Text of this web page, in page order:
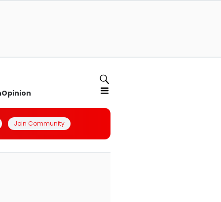
Opinion
Join Community